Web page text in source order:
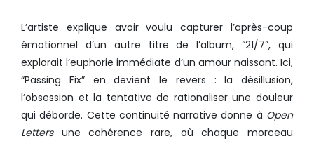
L’artiste explique avoir voulu capturer l’après-coup
émotionnel d’un autre titre de l’album, “21/7”, qui
explorait l’euphorie immédiate d’un amour naissant. Ici,
“Passing Fix” en devient le revers : la désillusion,
l’obsession et la tentative de rationaliser une douleur
qui déborde. Cette continuité narrative donne à Open
Lettersune cohérence rare, où chaque morceau